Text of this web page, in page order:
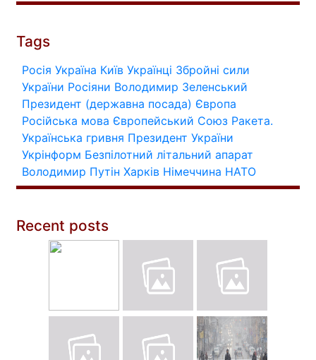
Tags
Росія Україна Київ Українці Збройні сили
України Росіяни Володимир Зеленський
Президент (державна посада) Європа
Російська мова Європейський Союз Ракета.
Українська гривня Президент України
Укрінформ Безпілотний літальний апарат
Володимир Путін Харків Німеччина НАТО
Recent posts